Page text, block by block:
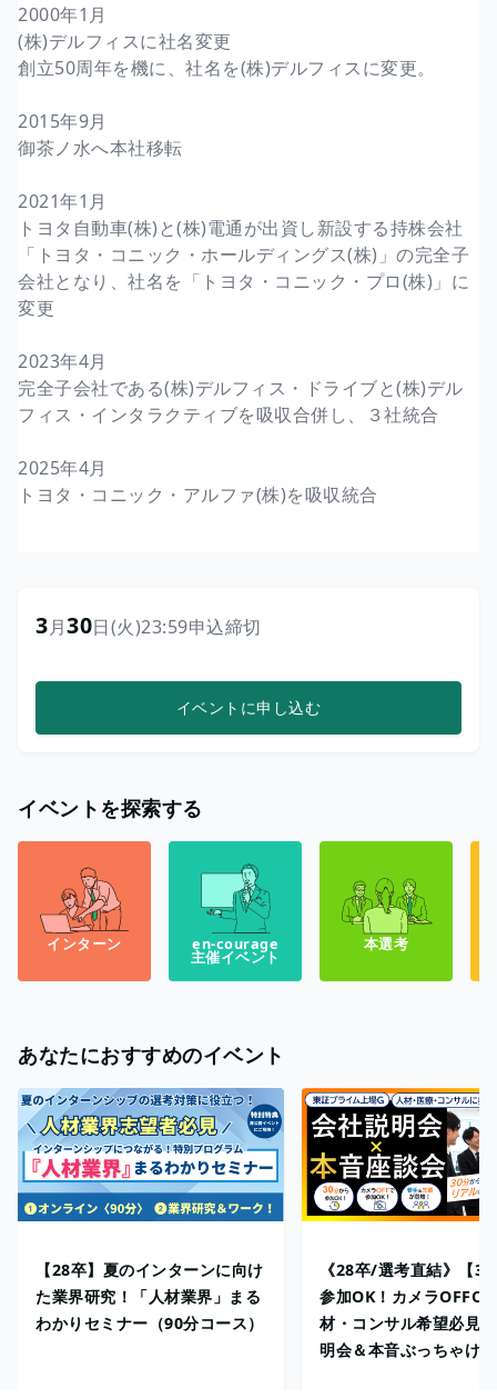
2000年1月
(株)デルフィスに社名変更
創立50周年を機に、社名を(株)デルフィスに変更。
2015年9月
御茶ノ水へ本社移転
2021年1月
トヨタ自動車(株)と(株)電通が出資し新設する持株会社
「トヨタ・コニック・ホールディングス(株)」の完全子
会社となり、社名を「トヨタ・コニック・プロ(株)」に
変更
2023年4月
完全子会社である(株)デルフィス・ドライブと(株)デル
フィス・インタラクティブを吸収合併し、３社統合
2025年4月
トヨタ・コニック・アルファ(株)を吸収統合
イベントを探索する
インターン en-courage
主催イベント
本選考
あなたにおすすめのイベント
【28卒】夏のインターンに向け
た業界研究！「人材業界」まる
わかりセミナー（90分コース）
《28卒/選考直結》【
参加OK！カメラ
材・コンサル希望必見
明会＆本音ぶっちゃけ
3月30日(火)23:59申込締切
イベントに申し込む